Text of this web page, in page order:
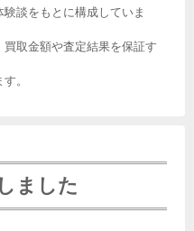
談をもとに構成していま
取金額や査定結果を保証す
。
ました